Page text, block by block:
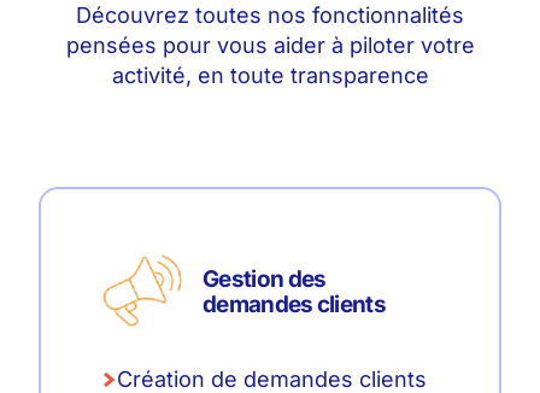
Découvrez toutes nos fonctionnalités
pensées pour vous aider à piloter votre
activité, en toute transparence
Gestion des
demandes clients
Création de demandes clients